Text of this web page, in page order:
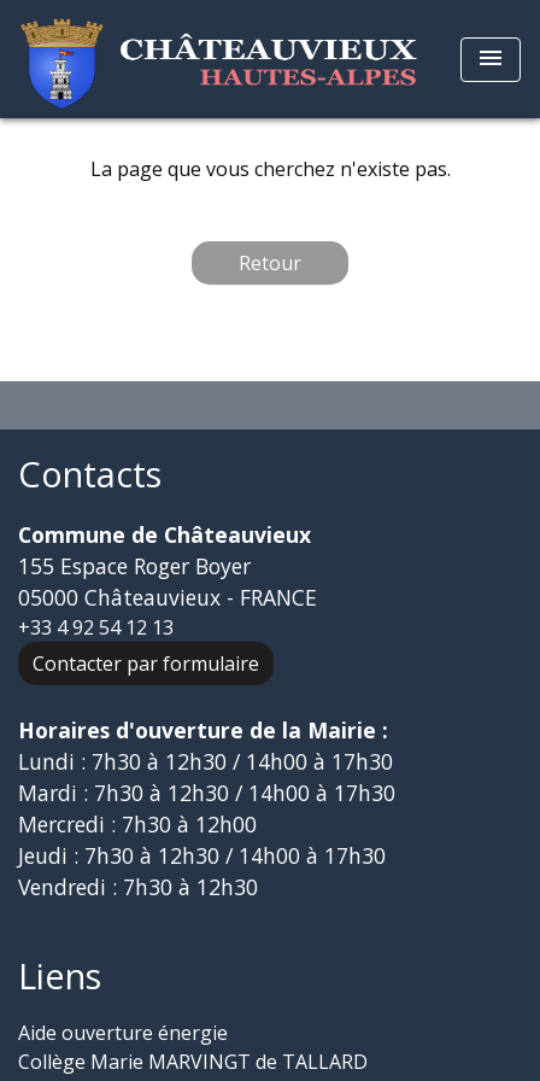
menu
La page que vous cherchez n'existe pas.
Retour
Contacts
Commune de Châteauvieux
155 Espace Roger Boyer
05000 Châteauvieux - FRANCE
+33 4 92 54 12 13
Contacter par formulaire
Horaires d'ouverture de la Mairie :
Lundi : 7h30 à 12h30 / 14h00 à 17h30
Mardi : 7h30 à 12h30 / 14h00 à 17h30
Mercredi : 7h30 à 12h00
Jeudi : 7h30 à 12h30 / 14h00 à 17h30
Vendredi : 7h30 à 12h30
Liens
Aide ouverture énergie
Collège Marie MARVINGT de TALLARD